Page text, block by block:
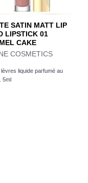
SATIN MATT LIP
LIPSTICK 01
CAKE
COSMETICS
lèvres liquide parfumé au
5ml